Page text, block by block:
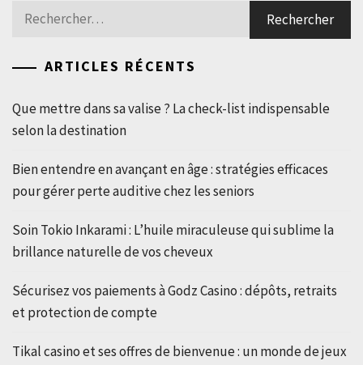
Rechercher :
ARTICLES RÉCENTS
Que mettre dans sa valise ? La check-list indispensable
selon la destination
Bien entendre en avançant en âge : stratégies efficaces
pour gérer perte auditive chez les seniors
Soin Tokio Inkarami : L’huile miraculeuse qui sublime la
brillance naturelle de vos cheveux
Sécurisez vos paiements à Godz Casino : dépôts, retraits
et protection de compte
Tikal casino et ses offres de bienvenue : un monde de jeux